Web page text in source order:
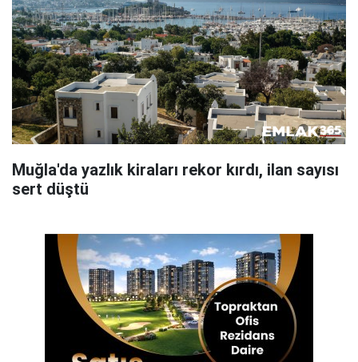
Muğla'da yazlık kiraları rekor kırdı, ilan sayısı
sert düştü